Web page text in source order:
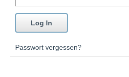
Passwort vergessen?